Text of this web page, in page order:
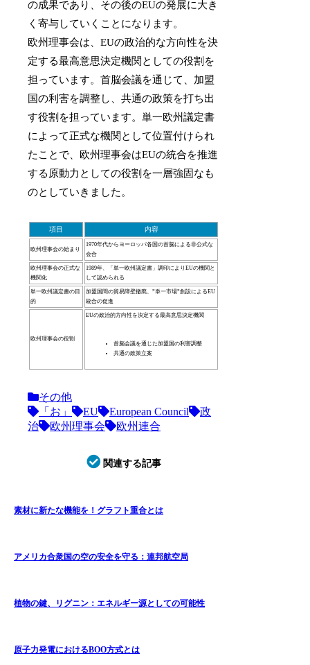
の成果であり、その後のEUの発展に大き
く寄与していくことになります。
欧州理事会は、EUの政治的な方向性を決
定する最高意思決定機関としての役割を
担っています。首脳会議を通じて、加盟
国の利害を調整し、共通の政策を打ち出
す役割を担っています。単一欧州議定書
によって正式な機関として位置付けられ
たことで、欧州理事会はEUの統合を推進
する原動力としての役割を一層強固なも
のとしていきました。
項目 内容
欧州理事会の始まり
1970年代からヨーロッパ各国の首脳による非公式な
会合
欧州理事会の正式な
機関化
1989年、「単一欧州議定書」調印によりEUの機関と
して認められる
単一欧州議定書の目
的
加盟国間の貿易障壁撤廃、”単一市場”創設によるEU
統合の促進
欧州理事会の役割
EUの政治的方向性を決定する最高意思決定機関
首脳会議を通じた加盟国の利害調整
共通の政策立案
その他
「お」
EU European Council
政
治
欧州理事会 欧州連合
関連する記事
素材に新たな機能を！グラフト重合とは
アメリカ合衆国の空の安全を守る：連邦航空局
植物の鍵、リグニン：エネルギー源としての可能性
原子力発電におけるBOO方式とは